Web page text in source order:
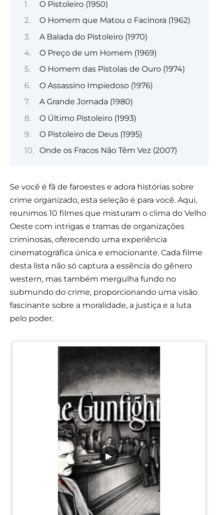
O Pistoleiro (1950)
O Homem que Matou o Facínora (1962)
A Balada do Pistoleiro (1970)
O Preço de um Homem (1969)
O Homem das Pistolas de Ouro (1974)
O Assassino Impiedoso (1976)
A Grande Jornada (1980)
O Último Pistoleiro (1993)
O Pistoleiro de Deus (1995)
Onde os Fracos Não Têm Vez (2007)
Se você é fã de faroestes e adora histórias sobre
crime organizado, esta seleção é para você. Aqui,
reunimos 10 filmes que misturam o clima do Velho
Oeste com intrigas e tramas de organizações
criminosas, oferecendo uma experiência
cinematográfica única e emocionante. Cada filme
desta lista não só captura a essência do gênero
western, mas também mergulha fundo no
submundo do crime, proporcionando uma visão
fascinante sobre a moralidade, a justiça e a luta
pelo poder.
▶